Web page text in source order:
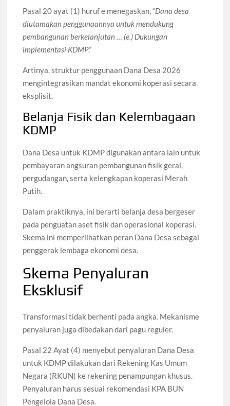
Pasal 20 ayat (1) huruf e menegaskan, “Dana desa
diutamakan penggunaannya untuk mendukung
pembangunan berkelanjutan … (e.) Dukungan
implementasi KDMP.”
Artinya, struktur penggunaan Dana Desa 2026
mengintegrasikan mandat ekonomi koperasi secara
eksplisit.
Belanja Fisik dan Kelembagaan
KDMP
Dana Desa untuk KDMP digunakan antara lain untuk
pembayaran angsuran pembangunan fisik gerai,
pergudangan, serta kelengkapan koperasi Merah
Putih.
Dalam praktiknya, ini berarti belanja desa bergeser
pada penguatan aset fisik dan operasional koperasi.
Skema ini memperlihatkan peran Dana Desa sebagai
penggerak lembaga ekonomi desa.
Skema Penyaluran
Eksklusif
Transformasi tidak berhenti pada angka. Mekanisme
penyaluran juga dibedakan dari pagu reguler.
Pasal 22 Ayat (4) menyebut penyaluran Dana Desa
untuk KDMP dilakukan dari Rekening Kas Umum
Negara (RKUN) ke rekening penampungan khusus.
Penyaluran harus sesuai rekomendasi KPA BUN
Pengelola Dana Desa.